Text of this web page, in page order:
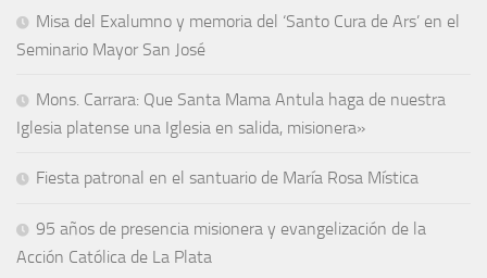
Misa del Exalumno y memoria del ‘Santo Cura de Ars’ en el
Seminario Mayor San José
Mons. Carrara: Que Santa Mama Antula haga de nuestra
Iglesia platense una Iglesia en salida, misionera»
Fiesta patronal en el santuario de María Rosa Mística
95 años de presencia misionera y evangelización de la
Acción Católica de La Plata